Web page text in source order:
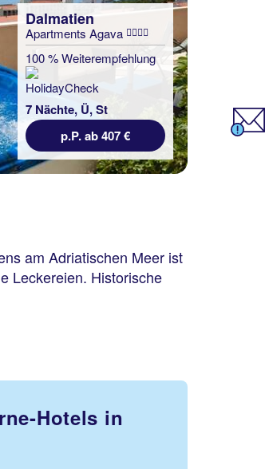
Dalmatien
Apartments Agava
100 % Weiterempfehlung
7 Nächte, Ü, St
p.P. ab 407 €
am Adriatischen Meer ist
Leckereien. Historische
Hotels in